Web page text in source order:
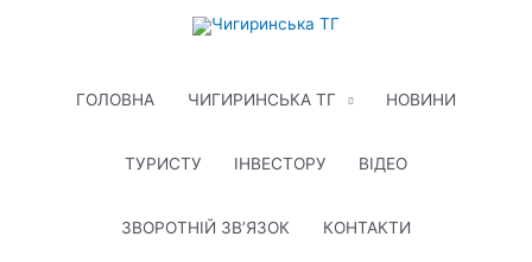
ГОЛОВНА
ЧИГИРИНСЬКА ТГ НОВИНИ
ТУРИСТУ ІНВЕСТОРУ ВІДЕО
ЗВОРОТНІЙ ЗВ’ЯЗОК КОНТАКТИ